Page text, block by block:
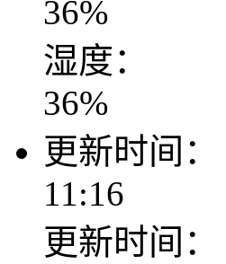
36%
湿度：
36%
更新时间：
11:16
更新时间：